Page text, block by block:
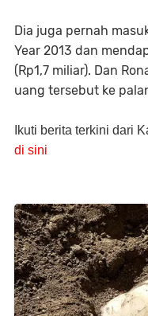
Dia juga pernah
Year 2013 dan
(Rp1,7 miliar). Dan
uang tersebut ke
Ikuti berita terkini dari
di sini